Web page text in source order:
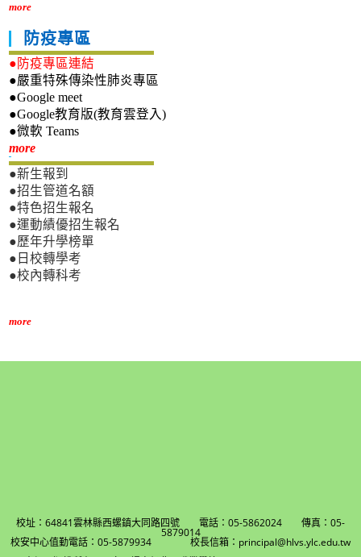
more
防疫專區
●防疫專區連結
●嚴重特殊傳染性肺炎專區
●Google meet
●Google教育版(教育雲登入)
●微軟 Teams
more新生專區
●新生報到
●招生管道名額
●特色招生報名
●運動績優招生報名
●歷年升學榜單
●日校轉學考
●校內轉科考
more
校址：64841雲林縣西螺鎮大同路四號 電話：05-5862024 傳真：05-
5879014
校安中心值勤電話：05-5879934 校長信箱：principal@hlvs.ylc.edu.tw